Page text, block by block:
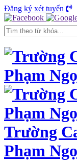
Đăng ký xét tuyển
Trường
Phạm